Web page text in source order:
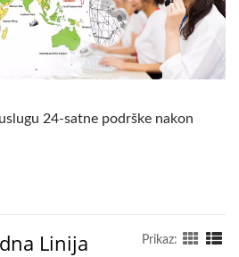
24-satne podrške nakon
Linija Prikaz: